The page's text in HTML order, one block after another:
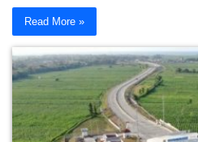
Read More »